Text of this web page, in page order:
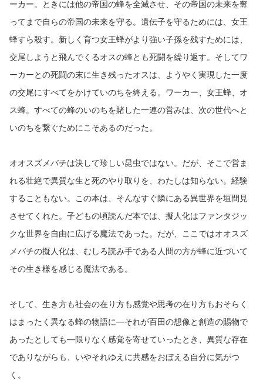
ーカー。ときには他の帝国の蜂を全滅させ、その帝国の未来を奪
ってまで自らの帝国の未来を守る。遺伝子を守るためには、女王
蜂すら殺す。新しく育つ女王蜂がより強い子孫を残すためには、
交尾しようと飛んでくるオスの蜂とも死闘を繰り返す。そしてワ
ーカーとの死闘の末に生き残ったオスは、ようやく実現した一度
の交尾にすべてをかけていのちを終える。ワーカー、女王蜂、オ
ス蜂。すべての蜂のいのちを賭した一連の営みは、次の世代へと
いのちを繋ぐためにこそあるのだった。
オオスズメバチは決して珍しい昆虫ではない。だが、そこで営ま
れる壮絶で異質な生と死のやり取りを、わたしは知らない。経験
することもない。この本は、そんなすぐ隣にある異世界を垣間見
させてくれた。子どもの頃読んだ本では、擬人化はファンタジッ
クな世界を自由に広げる魔法であった。だが、ここではオオスズ
メバチの擬人化は、むしろ読み手である人間の方が蜂に近づいて
その生き様を感じる魔法である。
そして、生き方も社会の在り方も感覚や思考の在り方もおそらく
はまったく異なる蜂の物語に—それが百田の想像と創造の賜物で
あったとしても―限りなく感覚を寄せていったとき、異質な存在
でありながらも、いやそれゆえに共感をおぼえる自分に気がつ
く。